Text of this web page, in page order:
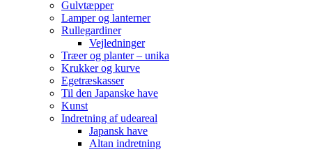
Gulvtæpper
Lamper og lanterner
Rullegardiner
Vejledninger
Træer og planter – unika
Krukker og kurve
Egetræskasser
Til den Japanske have
Kunst
Indretning af udeareal
Japansk have
Altan indretning